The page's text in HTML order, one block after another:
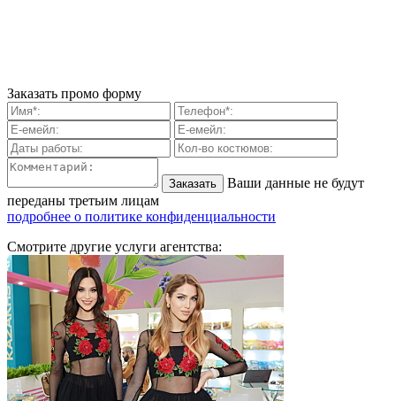
Заказать промо форму
Ваши данные не будут
переданы третьим лицам
подробнее о политике конфиденциальности
Смотрите другие услуги агентства: